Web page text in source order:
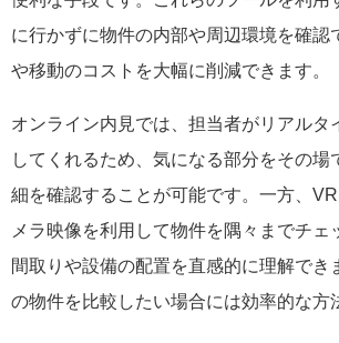
に行かずに物件の内部や周辺環境を確認
や移動のコストを大幅に削減できます。
オンライン内見では、担当者がリアルタ
してくれるため、気になる部分をその場
細を確認することが可能です。一方、
メラ映像を利用して物件を隅々までチェ
間取りや設備の配置を直感的に理解でき
の物件を比較したい場合には効率的な方